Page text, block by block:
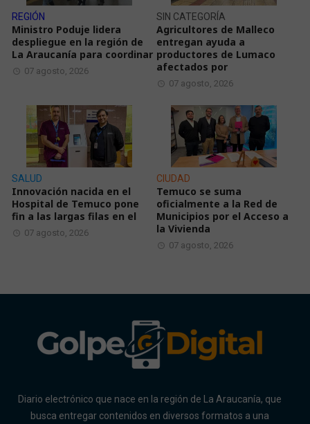
REGIÓN
Ministro Poduje lidera
despliegue en la región de
La Araucanía para coordinar
07 agosto, 2026
SIN CATEGORÍA
Agricultores de Malleco
entregan ayuda a
productores de Lumaco
afectados por
07 agosto, 2026
SALUD
Innovación nacida en el
Hospital de Temuco pone
fin a las largas filas en el
07 agosto, 2026
CIUDAD
Temuco se suma
oficialmente a la Red de
Municipios por el Acceso a
la Vivienda
07 agosto, 2026
Diario electrónico que nace en la región de La Araucanía, que
busca entregar contenidos en diversos formatos a una